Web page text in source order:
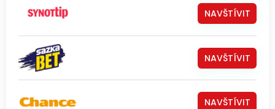
NAVŠTÍVIT
NAVŠTÍVIT
NAVŠTÍVIT